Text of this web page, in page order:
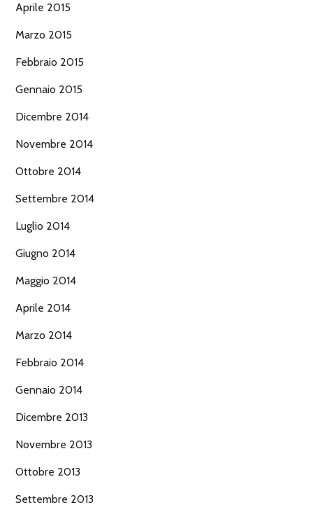
Aprile 2015
Marzo 2015
Febbraio 2015
Gennaio 2015
Dicembre 2014
Novembre 2014
Ottobre 2014
Settembre 2014
Luglio 2014
Giugno 2014
Maggio 2014
Aprile 2014
Marzo 2014
Febbraio 2014
Gennaio 2014
Dicembre 2013
Novembre 2013
Ottobre 2013
Settembre 2013